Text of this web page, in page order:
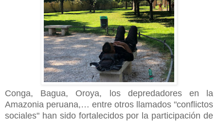
Conga, Bagua, Oroya, los depredadores en la
Amazonia peruana,… entre otros llamados "conflictos
sociales" han sido fortalecidos por la participación de